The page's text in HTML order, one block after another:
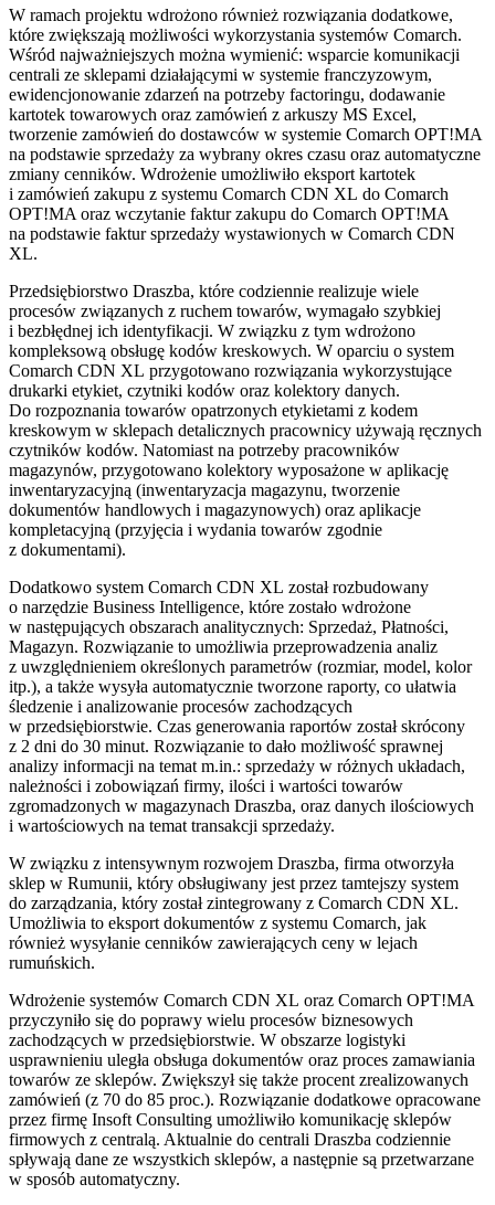
W ramach projektu wdrożono również rozwiązania dodatkowe,
które zwiększają możliwości wykorzystania systemów Comarch.
Wśród najważniejszych można wymienić: wsparcie komunikacji
centrali ze sklepami działającymi w systemie franczyzowym,
ewidencjonowanie zdarzeń na potrzeby factoringu, dodawanie
kartotek towarowych oraz zamówień z arkuszy MS Excel,
tworzenie zamówień do dostawców w systemie Comarch OPT!MA
na podstawie sprzedaży za wybrany okres czasu oraz automatyczne
zmiany cenników. Wdrożenie umożliwiło eksport kartotek
i zamówień zakupu z systemu Comarch CDN XL do Comarch
OPT!MA oraz wczytanie faktur zakupu do Comarch OPT!MA
na podstawie faktur sprzedaży wystawionych w Comarch CDN
XL.
Przedsiębiorstwo Draszba, które codziennie realizuje wiele
procesów związanych z ruchem towarów, wymagało szybkiej
i bezbłędnej ich identyfikacji. W związku z tym wdrożono
kompleksową obsługę kodów kreskowych. W oparciu o system
Comarch CDN XL przygotowano rozwiązania wykorzystujące
drukarki etykiet, czytniki kodów oraz kolektory danych.
Do rozpoznania towarów opatrzonych etykietami z kodem
kreskowym w sklepach detalicznych pracownicy używają ręcznych
czytników kodów. Natomiast na potrzeby pracowników
magazynów, przygotowano kolektory wyposażone w aplikację
inwentaryzacyjną (inwentaryzacja magazynu, tworzenie
dokumentów handlowych i magazynowych) oraz aplikacje
kompletacyjną (przyjęcia i wydania towarów zgodnie
z dokumentami).
Dodatkowo system Comarch CDN XL został rozbudowany
o narzędzie Business Intelligence, które zostało wdrożone
w następujących obszarach analitycznych: Sprzedaż, Płatności,
Magazyn. Rozwiązanie to umożliwia przeprowadzenia analiz
z uwzględnieniem określonych parametrów (rozmiar, model, kolor
itp.), a także wysyła automatycznie tworzone raporty, co ułatwia
śledzenie i analizowanie procesów zachodzących
w przedsiębiorstwie. Czas generowania raportów został skrócony
z 2 dni do 30 minut. Rozwiązanie to dało możliwość sprawnej
analizy informacji na temat m.in.: sprzedaży w różnych układach,
należności i zobowiązań firmy, ilości i wartości towarów
zgromadzonych w magazynach Draszba, oraz danych ilościowych
i wartościowych na temat transakcji sprzedaży.
W związku z intensywnym rozwojem Draszba, firma otworzyła
sklep w Rumunii, który obsługiwany jest przez tamtejszy system
do zarządzania, który został zintegrowany z Comarch CDN XL.
Umożliwia to eksport dokumentów z systemu Comarch, jak
również wysyłanie cenników zawierających ceny w lejach
rumuńskich.
Wdrożenie systemów Comarch CDN XL oraz Comarch OPT!MA
przyczyniło się do poprawy wielu procesów biznesowych
zachodzących w przedsiębiorstwie. W obszarze logistyki
usprawnieniu uległa obsługa dokumentów oraz proces zamawiania
towarów ze sklepów. Zwiększył się także procent zrealizowanych
zamówień (z 70 do 85 proc.). Rozwiązanie dodatkowe opracowane
przez firmę Insoft Consulting umożliwiło komunikację sklepów
firmowych z centralą. Aktualnie do centrali Draszba codziennie
spływają dane ze wszystkich sklepów, a następnie są przetwarzane
w sposób automatyczny.